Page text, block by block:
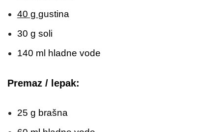
40 g gustina
30 g soli
140 ml hladne vode
Premaz / lepak:
25 g brašna